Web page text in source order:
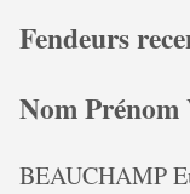
Fendeurs
Nom
BEAUCHAMP